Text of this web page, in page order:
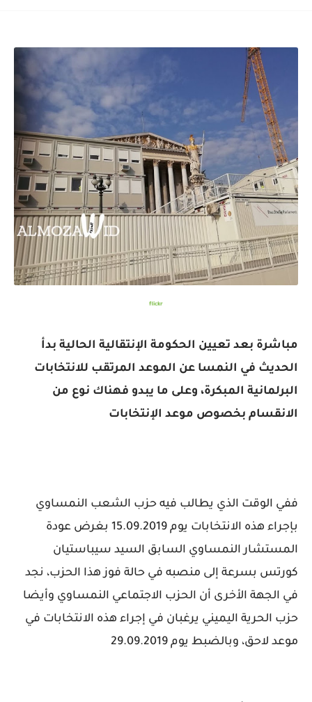
flickr
مباشرة بعد تعيين الحكومة الإنتقالية الحالية بدأ
الحديث في النمسا عن الموعد المرتقب للانتخابات
البرلمانية المبكرة، وعلى ما يبدو فهناك نوع من
الانقسام بخصوص موعد الإنتخابات
ففي الوقت الذي يطالب فيه حزب الشعب النمساوي
بإجراء هذه الانتخابات يوم 15.09.2019 بغرض عودة
المستشار النمساوي السابق السيد سيباستيان
كورتس بسرعة إلى منصبه في حالة فوز هذا الحزب، نجد
في الجهة الأخرى أن الحزب الاجتماعي النمساوي وأيضا
حزب الحرية اليميني يرغبان في إجراء هذه الانتخابات في
موعد لاحق، وبالضبط يوم 29.09.2019